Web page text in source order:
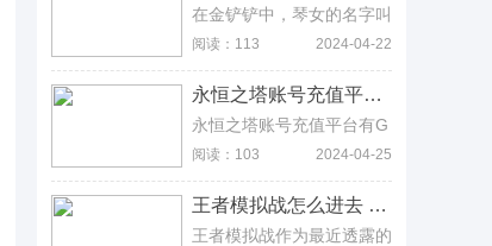
编来为你揭秘吧。
在金铲铲中，琴女的名字叫
做娑娜，每一个赛季都会用
新的形象出现在大家的面
羁绊都不一样，比如s10赛
季的娑娜，他的羁绊是是法
季之星，那么效果就是效
果：+5%[攻击速度]，她在
每次攻击时都会获得1%[攻
击速度]。
阅读：113 2024-04-22
永恒之塔账号充值平台大全，比较靠谱的是G买卖交易平台 永恒之塔账号充值平台大全，比较靠谱的是G买卖交易平台
永恒之塔账号充值平台有G
买卖、5173账号、交易猫
等等，想要挑选到满意的账
账号交易平台中轻松实现，
G买卖不管是交易装备、道
阅读：103 2024-04-25
王者模拟战怎么进去 王者荣耀自走棋在哪里 王者模拟战怎么进去 王者荣耀自走棋在哪里
王者模拟战作为最近透露的